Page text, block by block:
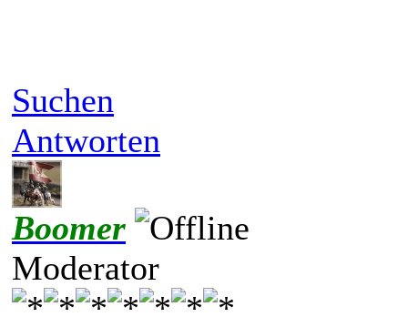
Suchen
Antworten
Boomer
Moderator